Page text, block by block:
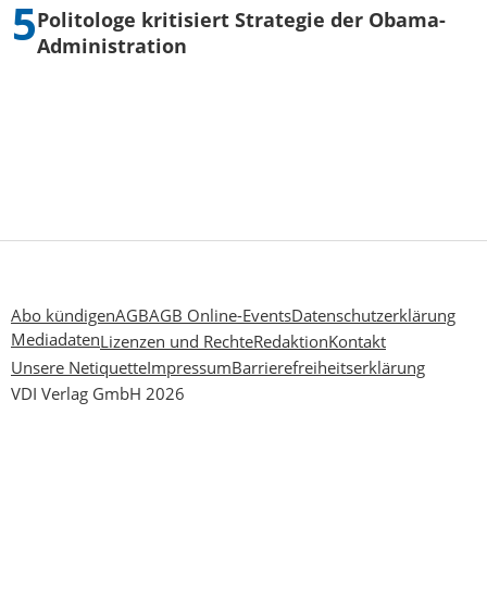
Politologe kritisiert Strategie der Obama-
Administration
Abo kündigenAGBAGB Online-EventsDatenschutzerklärung
MediadatenLizenzen und RechteRedaktionKontakt
Unsere NetiquetteImpressumBarrierefreiheitserklärung
VDI Verlag GmbH 2026